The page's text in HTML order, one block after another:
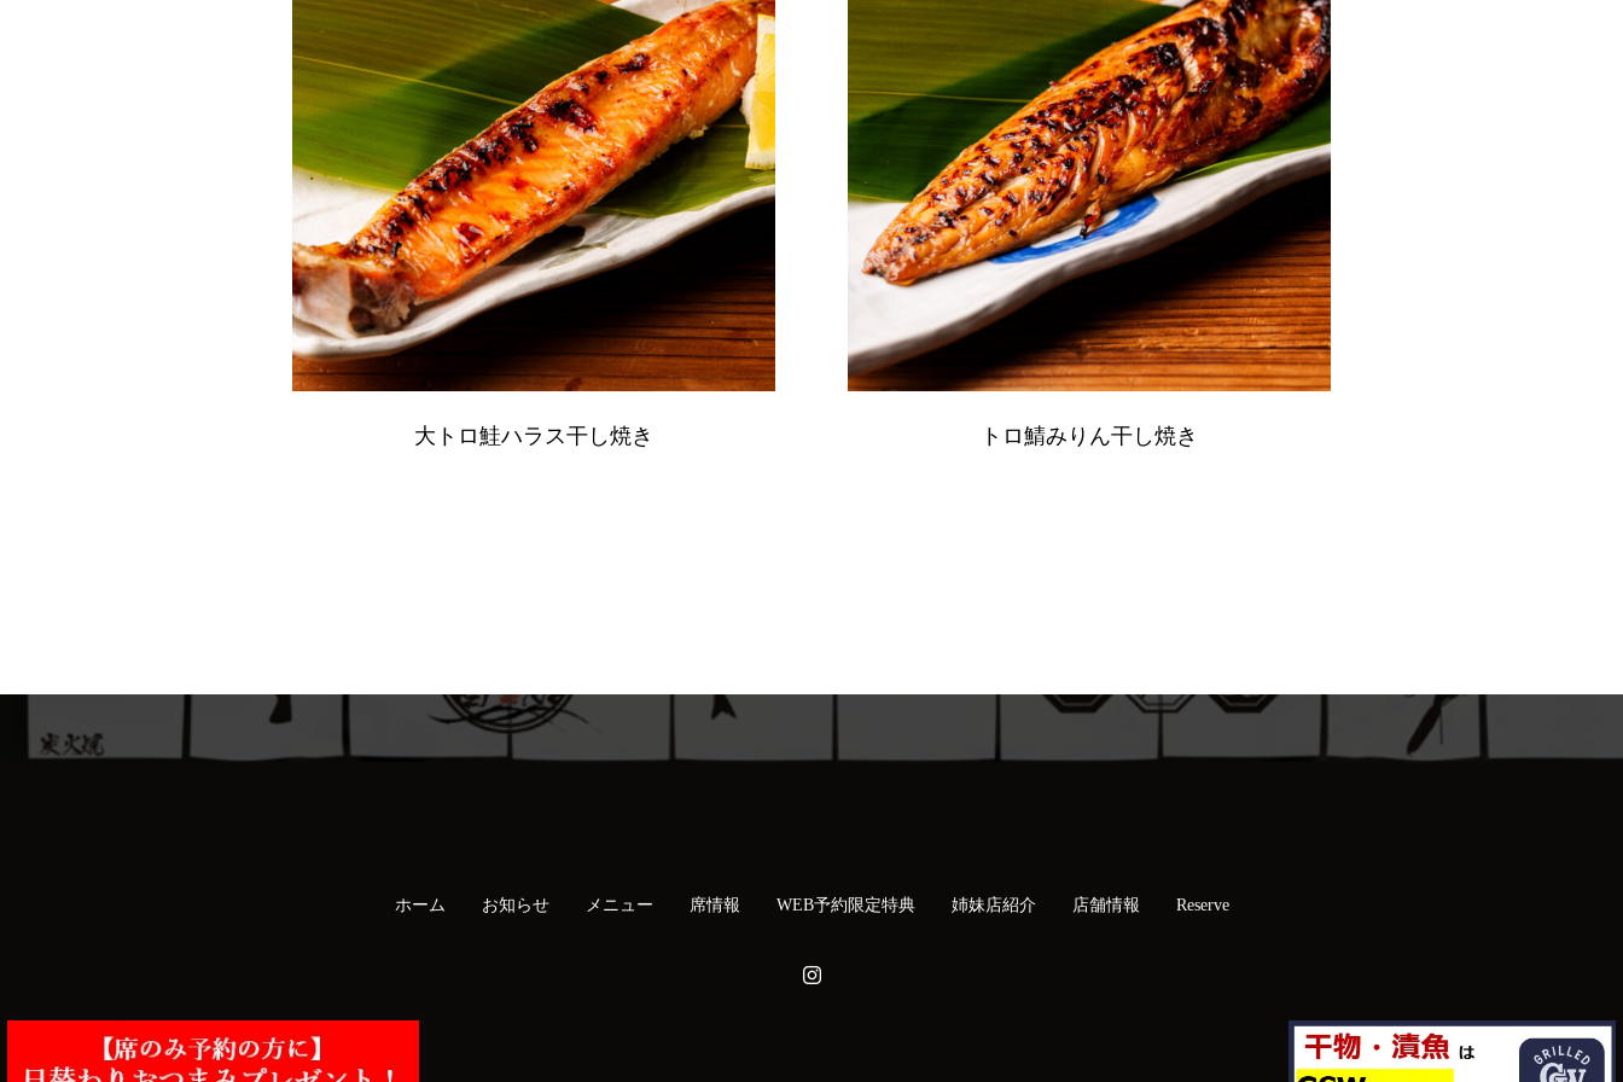
大トロ鮭ハラス干し焼き トロ鯖みりん干し焼き
ホーム お知らせ メニュー 席情報 WEB予約限定特典 姉妹店紹介 店舗情報 Reserve